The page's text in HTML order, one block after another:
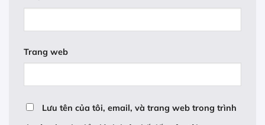
Trang web
Lưu tên của tôi, email, và trang web trong trình